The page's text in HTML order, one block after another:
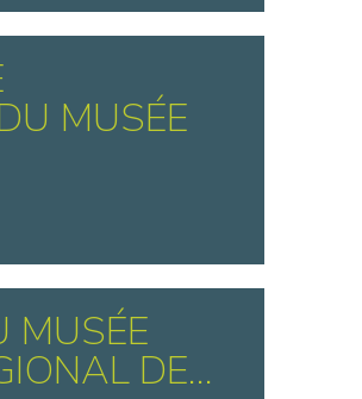
MUSÉE
MUSÉE
DE...